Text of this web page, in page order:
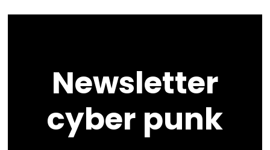
Newsletter
cyber punk